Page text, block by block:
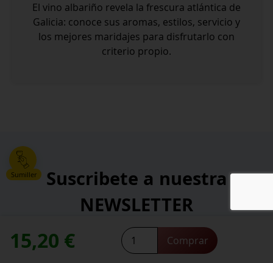
Sumiller
15,20 €
Atteca
cantidad
Comprar
El vino albariño revela la frescura atlántica de
Galicia: conoce sus aromas, estilos, servicio y
los mejores maridajes para disfrutarlo con
criterio propio.
Suscribete a nuestra
NEWSLETTER
Dirección de correo electrónico:
contacte con nosotros